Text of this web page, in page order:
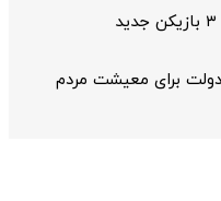
برای معیشت مردم